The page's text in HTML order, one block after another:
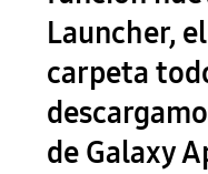
Launcher,
carpeta
de Galaxy